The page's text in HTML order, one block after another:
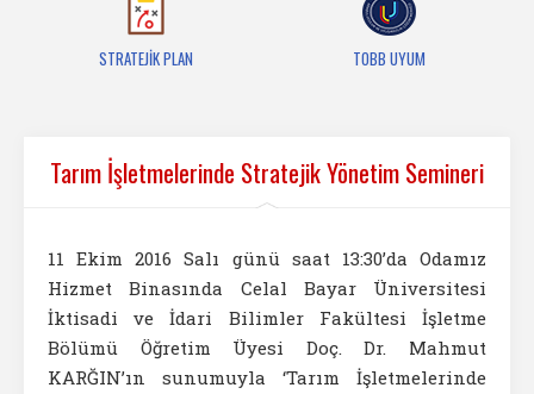
STRATEJİK PLAN TOBB UYUM
Tarım İşletmelerinde Stratejik Yönetim Semineri
11 Ekim 2016 Salı günü saat 13:30’da Odamız
Hizmet Binasında Celal Bayar Üniversitesi
İktisadi ve İdari Bilimler Fakültesi İşletme
Bölümü Öğretim Üyesi Doç. Dr. Mahmut
KARĞIN’ın sunumuyla ‘Tarım İşletmelerinde